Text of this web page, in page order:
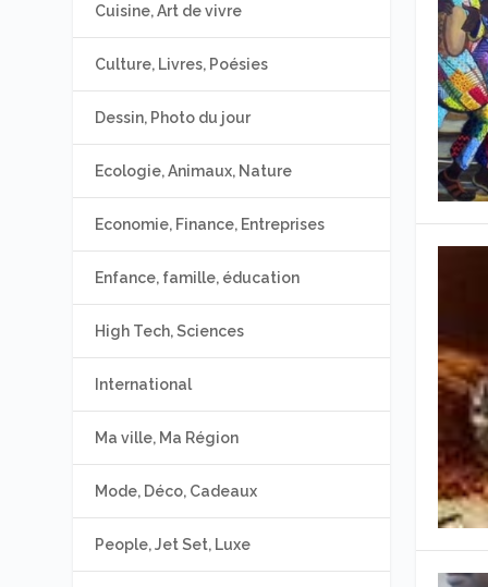
Cuisine, Art de vivre
Culture, Livres, Poésies
Dessin, Photo du jour
Ecologie, Animaux, Nature
Economie, Finance, Entreprises
Enfance, famille, éducation
High Tech, Sciences
International
Ma ville, Ma Région
Mode, Déco, Cadeaux
People, Jet Set, Luxe